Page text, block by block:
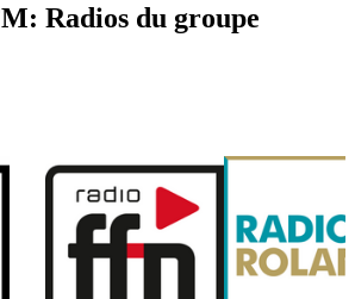
Radios du groupe